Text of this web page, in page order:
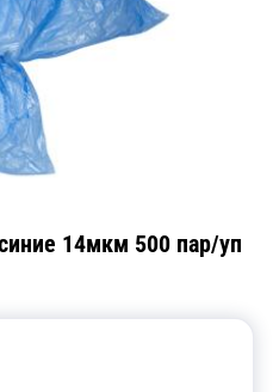
14мкм 500 пар/уп